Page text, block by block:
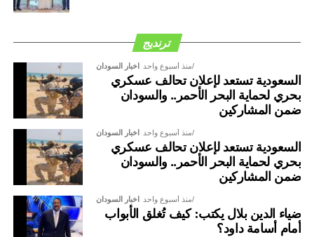
ترنديج
اخبار السودان منذ أسبوع واحد
السعودية تستعد لإعلان تحالف عسكري
بحري لحماية البحر الأحمر.. والسودان
ضمن المشاركين
اخبار السودان منذ أسبوع واحد
السعودية تستعد لإعلان تحالف عسكري
بحري لحماية البحر الأحمر.. والسودان
ضمن المشاركين
اخبار السودان منذ أسبوع واحد
ضياء الدين بلال يكتب: كيف تُغلق الأبواب
أمام أسامة داود؟